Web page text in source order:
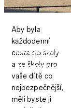
Bezpečná
informace
Aby byla
každodenní
cesta do školy
a ze školy pro
vaše dítě co
nejbezpečnější,
měli byste ji